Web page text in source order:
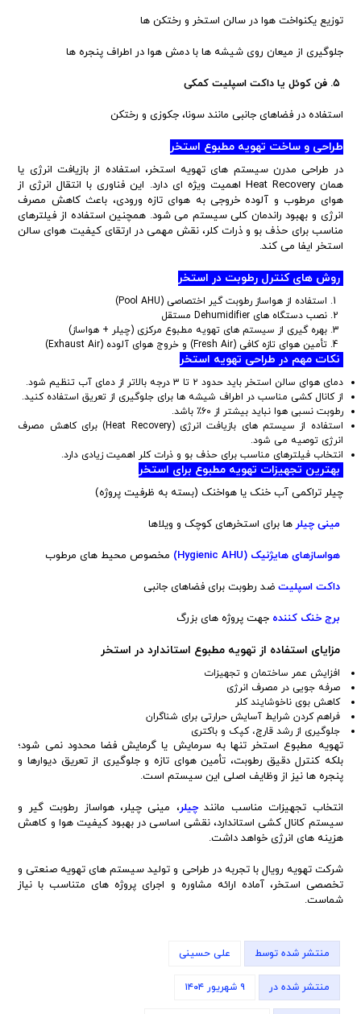
توزیع یکنواخت هوا در سالن استخر و رختکن ها
جلوگیری از میعان روی شیشه ها با دمش هوا در اطراف پنجره ها
استفاده در فضاهای جانبی مانند سونا، جکوزی و رختکن
طراحی و ساخت تهویه مطبوع استخر
در طراحی مدرن سیستم های تهویه استخر، استفاده از بازیافت انرژی یا
همان Heat Recovery اهمیت ویژه ای دارد. این فناوری با انتقال انرژی از
هوای مرطوب و آلوده خروجی به هوای تازه ورودی، باعث کاهش مصرف
انرژی و بهبود راندمان کلی سیستم می شود. همچنین استفاده از فیلترهای
مناسب برای حذف بو و ذرات کلر، نقش مهمی در ارتقای کیفیت هوای سالن
استخر ایفا می کند.
روش های کنترل رطوبت در استخر
استفاده از هواساز رطوبت گیر اختصاصی (Pool AHU)
نصب دستگاه های Dehumidifier مستقل
بهره گیری از سیستم های تهویه مطبوع مرکزی (چیلر + هواساز)
تأمین هوای تازه کافی (Fresh Air) و خروج هوای آلوده (Exhaust Air)
نکات مهم در طراحی تهویه استخر
دمای هوای سالن استخر باید حدود ۲ تا ۳ درجه بالاتر از دمای آب تنظیم شود.
از کانال کشی مناسب در اطراف شیشه ها برای جلوگیری از تعریق استفاده کنید.
رطوبت نسبی هوا نباید بیشتر از ۶۰٪ باشد.
استفاده از سیستم های بازیافت انرژی (Heat Recovery) برای کاهش مصرف
انرژی توصیه می شود.
انتخاب فیلترهای مناسب برای حذف بو و ذرات کلر اهمیت زیادی دارد.
بهترین تجهیزات تهویه مطبوع برای استخر
چیلر تراکمی آب خنک یا هواخنک (بسته به ظرفیت پروژه)
مینی چیلر ها برای استخرهای کوچک و ویلاها
هواسازهای هایژنیک (Hygienic AHU) مخصوص محیط های مرطوب
داکت اسپلیت ضد رطوبت برای فضاهای جانبی
برج خنک کننده جهت پروژه های بزرگ
مزایای استفاده از تهویه مطبوع استاندارد در استخر
افزایش عمر ساختمان و تجهیزات
صرفه جویی در مصرف انرژی
کاهش بوی ناخوشایند کلر
فراهم کردن شرایط آسایش حرارتی برای شناگران
جلوگیری از رشد قارچ، کپک و باکتری
تهویه مطبوع استخر تنها به سرمایش یا گرمایش فضا محدود نمی شود؛
بلکه کنترل دقیق رطوبت، تأمین هوای تازه و جلوگیری از تعریق دیوارها و
پنجره ها نیز از وظایف اصلی این سیستم است.
انتخاب تجهیزات مناسب مانندچیلر، مینی چیلر، هواساز رطوبت گیر و
سیستم کانال کشی استاندارد، نقشی اساسی در بهبود کیفیت هوا و کاهش
هزینه های انرژی خواهد داشت.
شرکت تهویه رویال با تجربه در طراحی و تولید سیستم های تهویه صنعتی و
تخصصی استخر، آماده ارائه مشاوره و اجرای پروژه های متناسب با نیاز
شماست.
منتشر شده توسط علی حسینی
منتشر شده در ۹ شهریور ۱۴۰۴